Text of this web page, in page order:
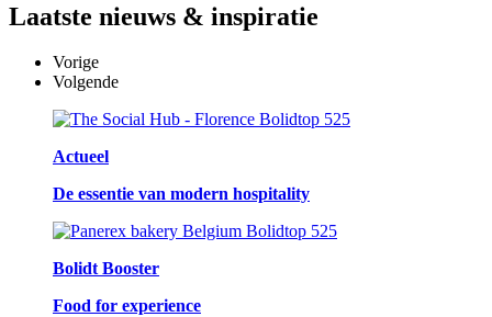
Laatste nieuws & inspiratie
Vorige
Volgende
Actueel
De essentie van modern hospitality
Bolidt Booster
Food for experience